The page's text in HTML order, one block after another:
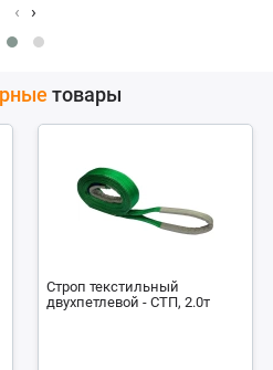
‹ ›
товары
Строп текстильный
двухпетлевой - СТП, 2.0т